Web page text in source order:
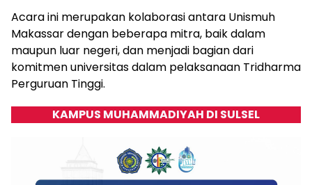
Acara ini merupakan kolaborasi antara Unismuh
Makassar dengan beberapa mitra, baik dalam
maupun luar negeri, dan menjadi bagian dari
komitmen universitas dalam pelaksanaan Tridharma
Perguruan Tinggi.
KAMPUS MUHAMMADIYAH DI SULSEL